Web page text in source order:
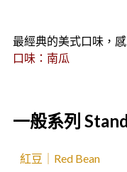
最經典的美式口味，
口味：南瓜
一般系列
紅豆｜Red Bean